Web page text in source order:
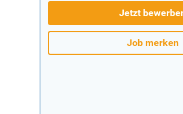
Jetzt
Job merken